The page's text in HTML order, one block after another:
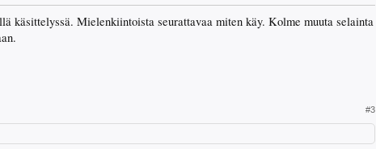
käsittelyssä. Mielenkiintoista seurattavaa miten käy. Kolme muuta selainta
#3